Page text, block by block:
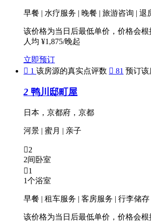
早餐 | 水疗服务 | 晚餐 | 旅游咨询 | 退
该价格为当日后最低单价，价格会
人均 ¥1,875/晚起
立即预订
 1 该房源的真实点评数  81 预订该
2 鸭川邸町屋
日本，京都府，京都
河景 | 蜜月 | 亲子
2
2间卧室
1
1个浴室
早餐 | 租车服务 | 客房服务 | 行李储存
该价格为当日后最低单价，价格会